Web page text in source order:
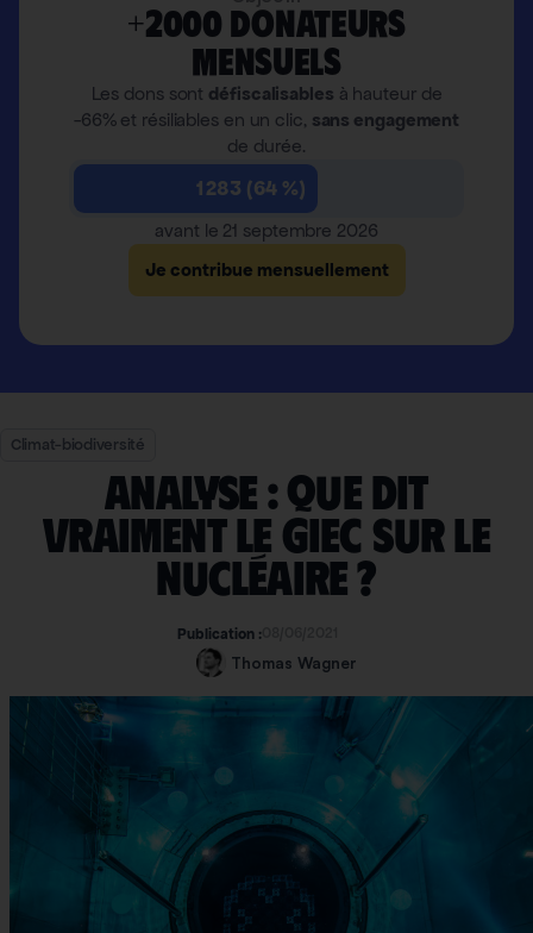
+2000 donateurs
mensuels
Les dons sont défiscalisables à hauteur de
-66% et résiliables en un clic, sans engagement
de durée.
1 283 (64 %)
avant le 21 septembre 2026
Je contribue mensuellement
Climat-biodiversité
Analyse : que dit
vraiment le GIEC sur le
nucléaire ?
Publication :08/06/2021
Thomas Wagner